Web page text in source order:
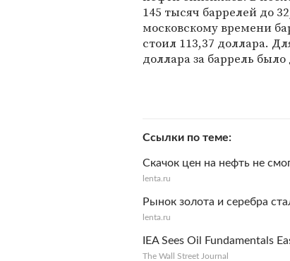
145 тысяч баррелей до
московскому времени
стоил 113,37 доллара.
доллара за баррель
Ссылки по теме
Скачок цен на нефть не
lenta.ru
Рынок золота и серебра
lenta.ru
IEA Sees Oil Fundamentals
The Wall Street Journal